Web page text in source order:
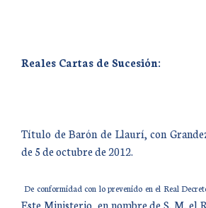
Reales Cartas de Sucesión:
Título de Barón de Llaurí, con
de 5 de octubre de 2012.
De conformidad con lo prevenido en el Real
Este Ministerio, en nombre de S. M. el